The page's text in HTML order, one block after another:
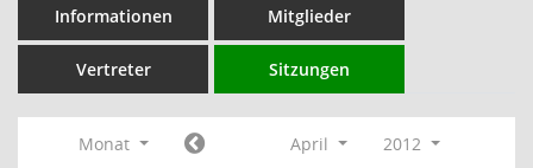
Informationen Mitglieder
Vertreter Sitzungen
Monat April
2012